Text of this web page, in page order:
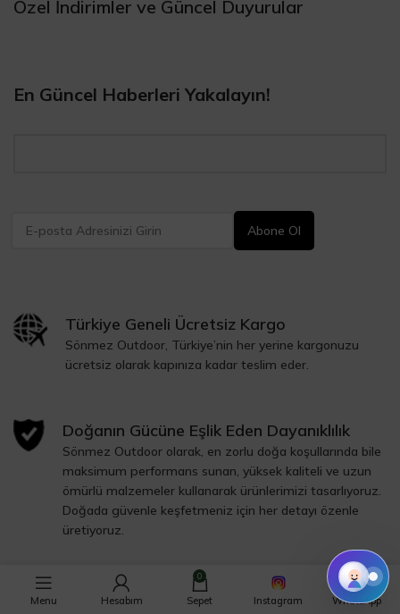
Özel İndirimler ve Güncel Duyurular
En Güncel Haberleri Yakalayın!
Türkiye Geneli Ücretsiz Kargo
Sönmez Outdoor, Türkiye’nin her yerine kargonuzu
ücretsiz olarak kapınıza kadar teslim eder.
Doğanın Gücüne Eşlik Eden Dayanıklılık
Sönmez Outdoor olarak, en zorlu doğa koşullarında bile
maksimum performans sunan, yüksek kaliteli ve uzun
ömürlü malzemeler kullanarak ürünlerimizi tasarlıyoruz.
Doğada güvenle keşfetmeniz için her detayı özenle
üretiyoruz.
Problemleri Onarmak Kolay, Keyifli
Menu Hesabım
0
Sepet Instagram WhatsApp